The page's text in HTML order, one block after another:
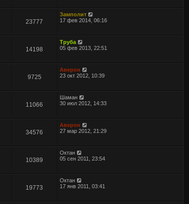
23777
Замполит
17 фев 2014, 06:16
14198
Труба
05 фев 2013, 22:51
9725
Аверон
23 окт 2012, 10:39
11066
Шаман
30 июл 2012, 14:33
34576
Аверон
27 мар 2012, 21:29
10389
Октан
05 сен 2011, 23:54
19773
Октан
17 янв 2011, 03:41